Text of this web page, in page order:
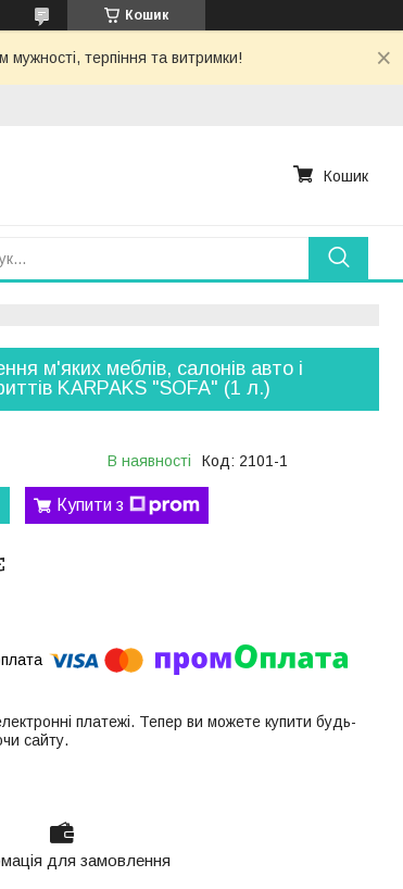
Кошик
терпіння та витримки!
Кошик
м'яких меблів, салонів авто і
KARPAKS "SOFA" (1 л.)
В наявності Код: 2101-1
Купити з
платежі. Тепер ви можете купити будь-
сайту.
для замовлення